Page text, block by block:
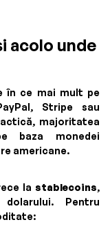
acolo unde
în ce mai mult pe
Stripe sau
majoritatea
baza monedei
americane.
la stablecoins,
Pentru